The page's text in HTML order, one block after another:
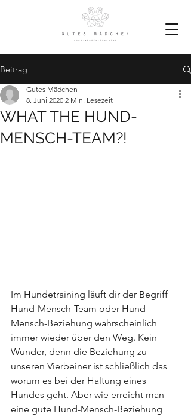
Beitrag
WHAT THE HUND-
MENSCH-TEAM?!
Gutes Mädchen
8. Juni 2020 2 Min. Lesezeit
Im Hundetraining läuft dir der Begriff
Hund-Mensch-Team oder Hund-
Mensch-Beziehung wahrscheinlich
immer wieder über den Weg. Kein
Wunder, denn die Beziehung zu
unseren Vierbeiner ist schließlich das
worum es bei der Haltung eines
Hundes geht. Aber wie erreicht man
eine gute Hund-Mensch-Beziehung